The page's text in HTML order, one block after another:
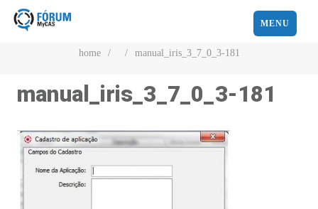
MENU
home / / manual_iris_3_7_0_3-181
manual_iris_3_7_0_3-181